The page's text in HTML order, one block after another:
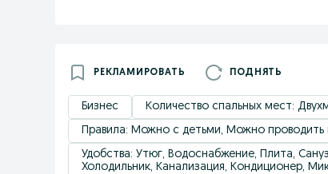
РЕКЛАМИРОВАТЬ ПОДНЯТЬ
Бизнес
Количество спальных мест:
Правила: Можно с детьми, Можно проводить
Удобствa: Утюг, Водоснабжение, Плита,
Холодильник, Канализация, Кондиционер,